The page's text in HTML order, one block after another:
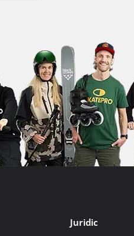
Juridic